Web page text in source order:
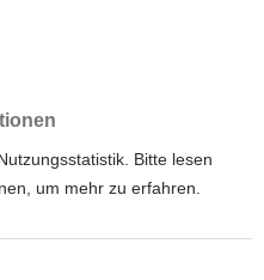
Bitte lesen
, um mehr zu erfahren.